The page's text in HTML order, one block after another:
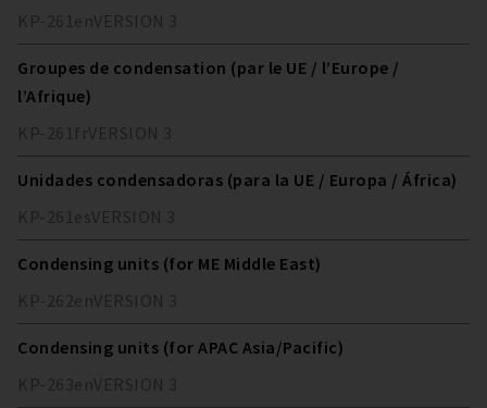
KP-261enVERSION 3
Groupes de condensation (par le UE / l’Europe /
l’Afrique)
KP-261fr VERSION 3
Unidades condensadoras (para la UE / Europa / África)
KP-261esVERSION 3
Condensing units (for ME Middle East)
KP-262enVERSION 3
Condensing units (for APAC Asia/Pacific)
KP-263enVERSION 3